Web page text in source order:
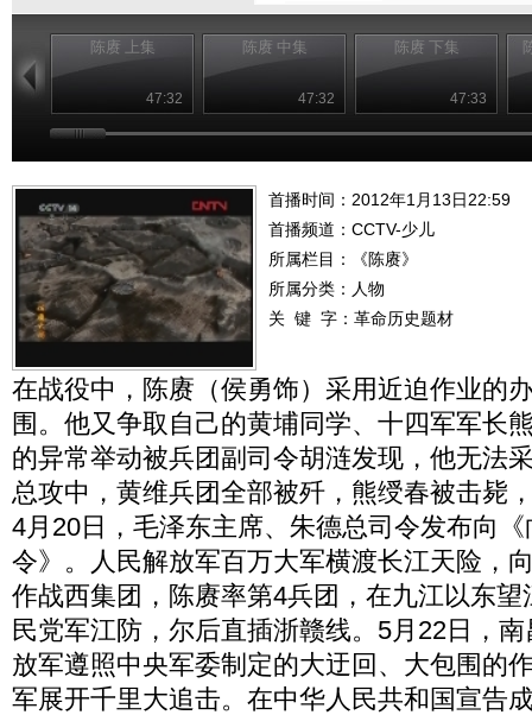
陈赓 上集
47:32
陈赓 中集
47:32
陈赓 下集
47:33
首播时间：2012年1月13日22:59
首播频道： CCTV-少儿
所属栏目：
《陈赓》
所属分类：人物
关 键 字： 革命历史题材
在战役中，陈赓（侯勇饰）采用近迫作业的
围。他又争取自己的黄埔同学、十四军军长
的异常举动被兵团副司令胡涟发现，他无法
总攻中，黄维兵团全部被歼，熊绶春被击毙
4月20日，毛泽东主席、朱德总司令发布向
令》。人民解放军百万大军横渡长江天险，
作战西集团，陈赓率第4兵团，在九江以东
民党军江防，尔后直插浙赣线。5月22日，
放军遵照中央军委制定的大迂回、大包围的
军展开千里大追击。在中华人民共和国宣告